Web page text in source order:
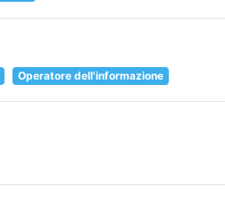
Operatore dell'informazione